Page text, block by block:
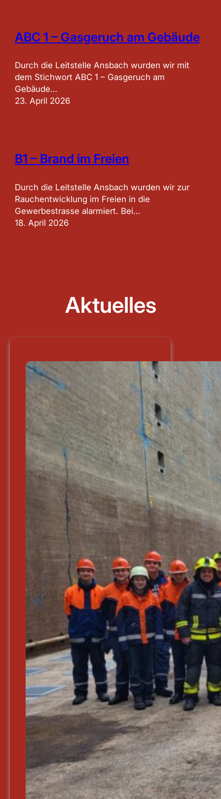
ABC 1 – Gasgeruch am Gebäude
Durch die Leitstelle Ansbach wurden wir mit
dem Stichwort ABC 1 – Gasgeruch am
Gebäude…
23. April 2026
B1 – Brand im Freien
Durch die Leitstelle Ansbach wurden wir zur
Rauchentwicklung im Freien in die
Gewerbestrasse alarmiert. Bei…
18. April 2026
Aktuelles